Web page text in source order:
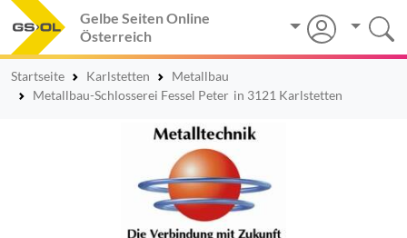
Gelbe Seiten Online
Österreich
Startseite Karlstetten
Metallbau
Metallbau-Schlosserei Fessel Peter in 3121 Karlstetten